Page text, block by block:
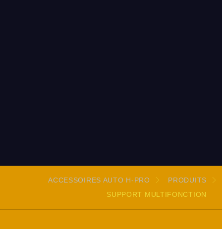
ACCESSOIRES AUTO H-PRO
PRODUITS
SUPPORT MULTIFONCTION